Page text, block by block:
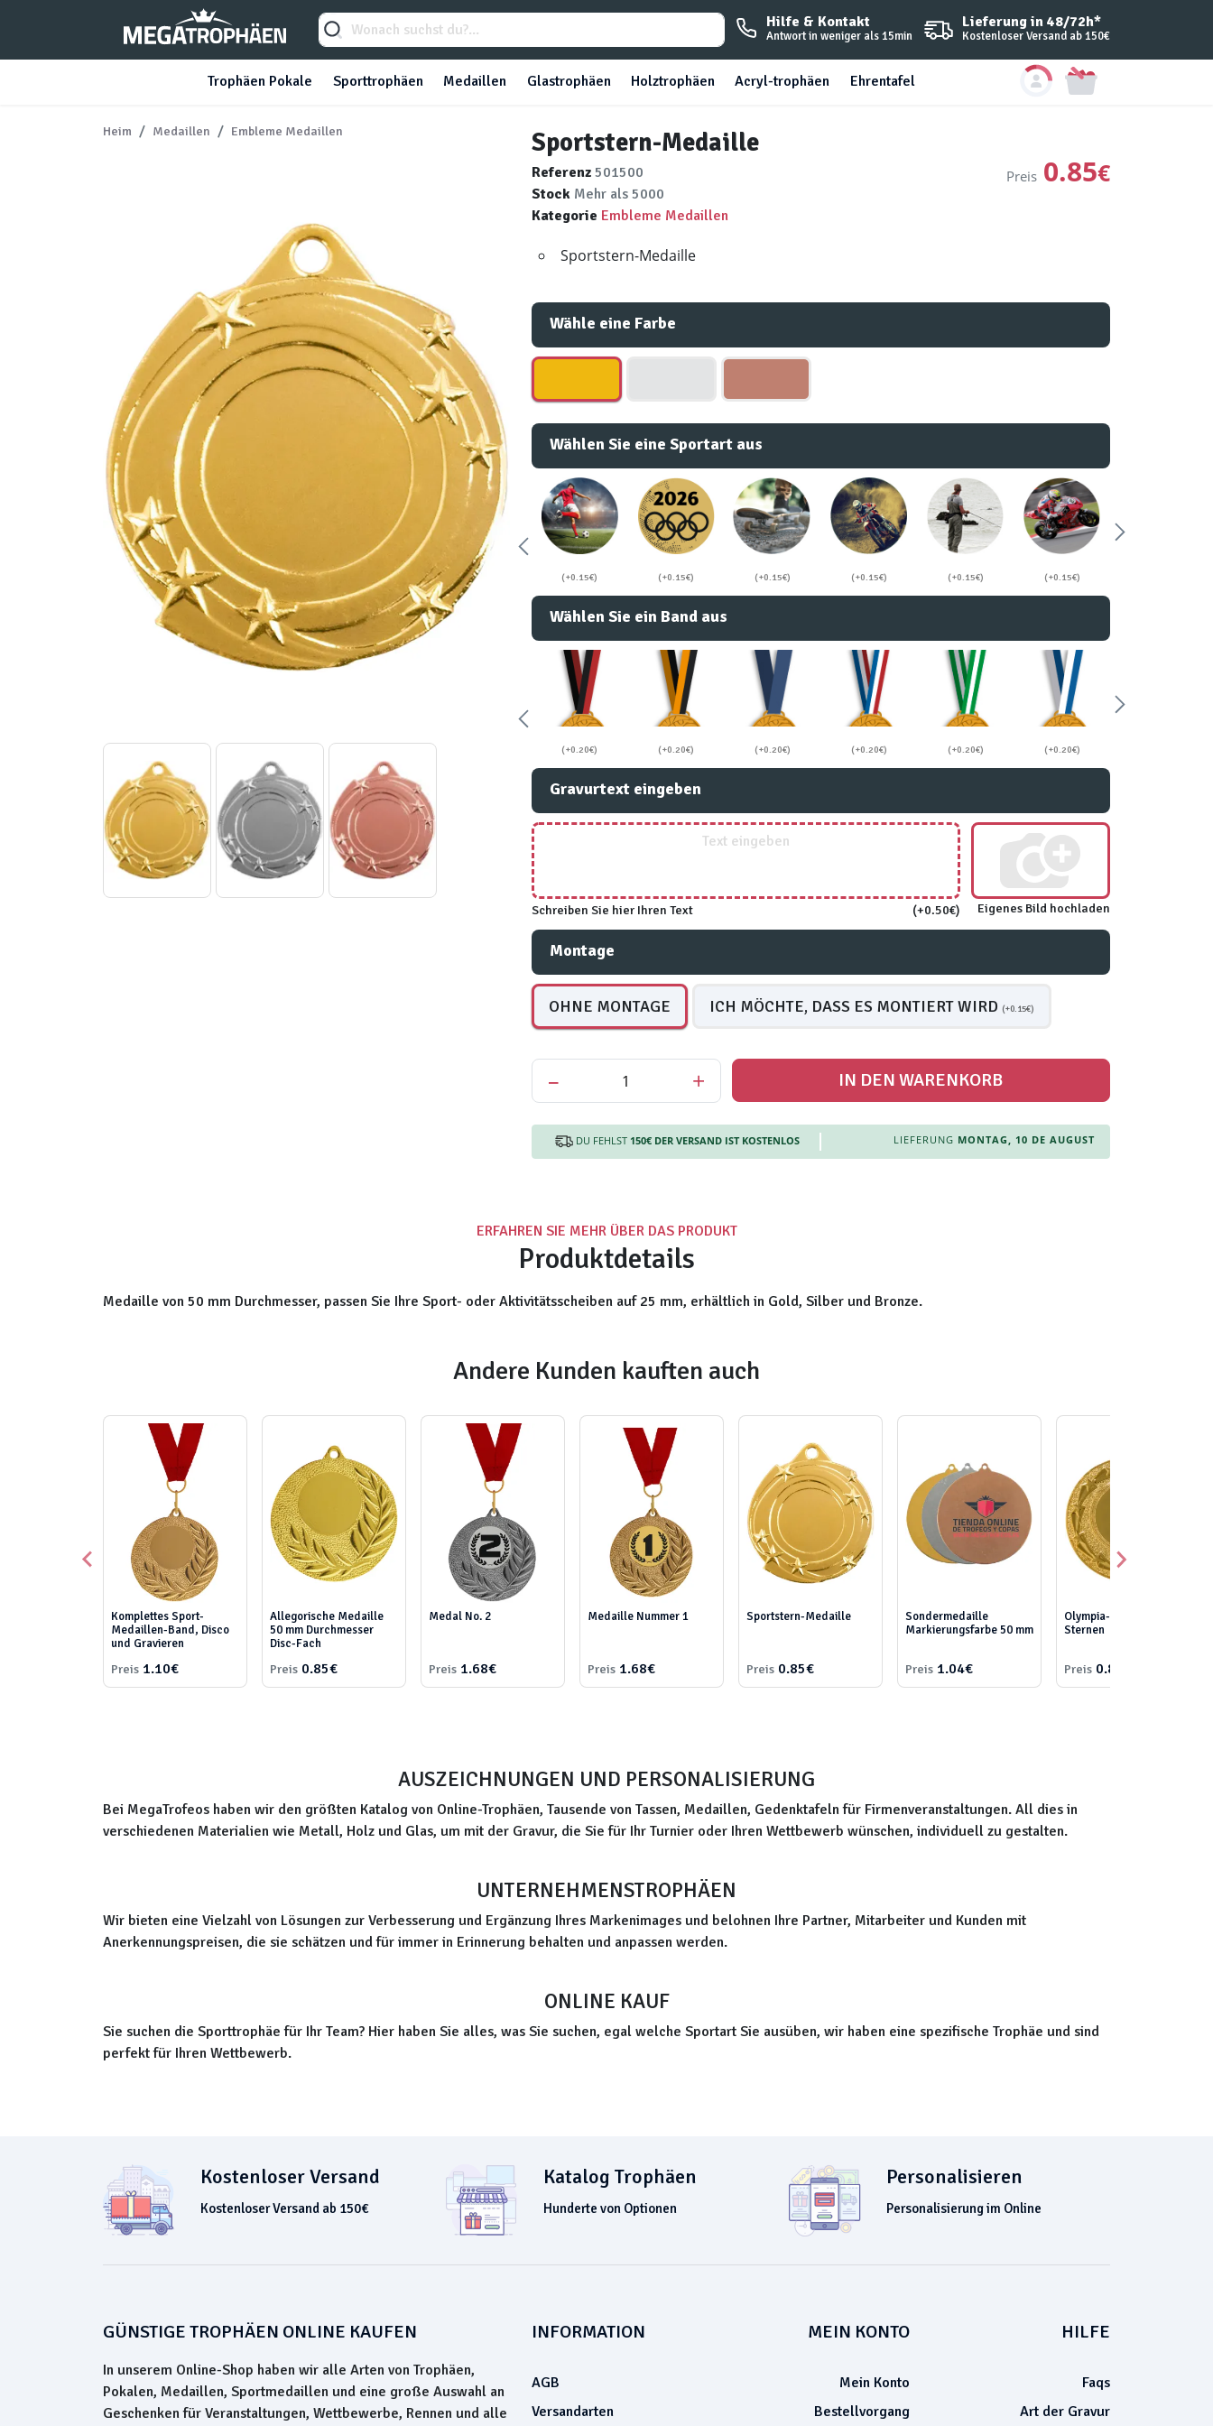
Hilfe & Kontakt
Antwort in weniger als 15min
Lieferung in 48/72h*
Kostenloser Versand ab 150€
Trophäen Pokale Sporttrophäen Medaillen Glastrophäen Holztrophäen Acryl-trophäen Ehrentafel
Heim Medaillen Embleme Medaillen Sportstern-Medaille
Referenz 501500
Stock Mehr als 5000
Kategorie Embleme Medaillen
Sportstern-Medaille
Preis 0.85€
Wähle eine Farbe
Wählen Sie eine Sportart aus
(+0.15€) (+0.15€) (+0.15€) (+0.15€) (+0.15€) (+0.15€)
Wählen Sie ein Band aus
(+0.20€) (+0.20€) (+0.20€) (+0.20€) (+0.20€) (+0.20€)
Gravurtext eingeben
Schreiben Sie hier Ihren Text (+0.50€) Eigenes Bild hochladen
Montage
OHNE MONTAGE ICH MÖCHTE, DASS ES MONTIERT WIRD (+0.15€)
– + IN DEN WARENKORB
DU FEHLST 150€ DER VERSAND IST KOSTENLOS LIEFERUNG MONTAG, 10 DE AUGUST
ERFAHREN SIE MEHR ÜBER DAS PRODUKT
Produktdetails
Medaille von 50 mm Durchmesser, passen Sie Ihre Sport- oder Aktivitätsscheiben auf 25 mm, erhältlich in Gold, Silber und Bronze.
Andere Kunden kauften auch
Komplettes Sport-
Medaillen-Band, Disco
und Gravieren
Preis 1.10€
Allegorische Medaille
50 mm Durchmesser
Disc-Fach
Preis 0.85€
Medal No. 2
Preis 1.68€
Medaille Nummer 1
Preis 1.68€
Sportstern-Medaille
Preis 0.85€
Sondermedaille
Markierungsfarbe 50 mm
Preis 1.04€
Olympia-Medaille mit
Sternen
Preis 0.85€
AUSZEICHNUNGEN UND PERSONALISIERUNG
Bei MegaTrofeos haben wir den größten Katalog von Online-Trophäen, Tausende von Tassen, Medaillen, Gedenktafeln für Firmenveranstaltungen. All dies in
verschiedenen Materialien wie Metall, Holz und Glas, um mit der Gravur, die Sie für Ihr Turnier oder Ihren Wettbewerb wünschen, individuell zu gestalten.
UNTERNEHMENSTROPHÄEN
Wir bieten eine Vielzahl von Lösungen zur Verbesserung und Ergänzung Ihres Markenimages und belohnen Ihre Partner, Mitarbeiter und Kunden mit
Anerkennungspreisen, die sie schätzen und für immer in Erinnerung behalten und anpassen werden.
ONLINE KAUF
Sie suchen die Sporttrophäe für Ihr Team? Hier haben Sie alles, was Sie suchen, egal welche Sportart Sie ausüben, wir haben eine spezifische Trophäe und sind
perfekt für Ihren Wettbewerb.
Kostenloser Versand
Kostenloser Versand ab 150€
Katalog Trophäen
Hunderte von Optionen
Personalisieren
Personalisierung im Online
GÜNSTIGE TROPHÄEN ONLINE KAUFEN
In unserem Online-Shop haben wir alle Arten von Trophäen,
Pokalen, Medaillen, Sportmedaillen und eine große Auswahl an
Geschenken für Veranstaltungen, Wettbewerbe, Rennen und alle
INFORMATION
AGB
Versandarten
MEIN KONTO
Mein Konto
Bestellvorgang
HILFE
Faqs
Art der Gravur